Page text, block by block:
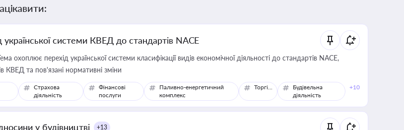
української системи КВЕД до стандартів NACE
охоплює перехід української системи класифікації видів економічної діяльності до стандартів NACE,
КВЕД та пов'язані нормативні зміни
Страхова
діяльність
Фінансові
послуги
Паливно-енергетичний
комплекс
Торгівля
Будівельна
діяльність
+10
у будівництві +13